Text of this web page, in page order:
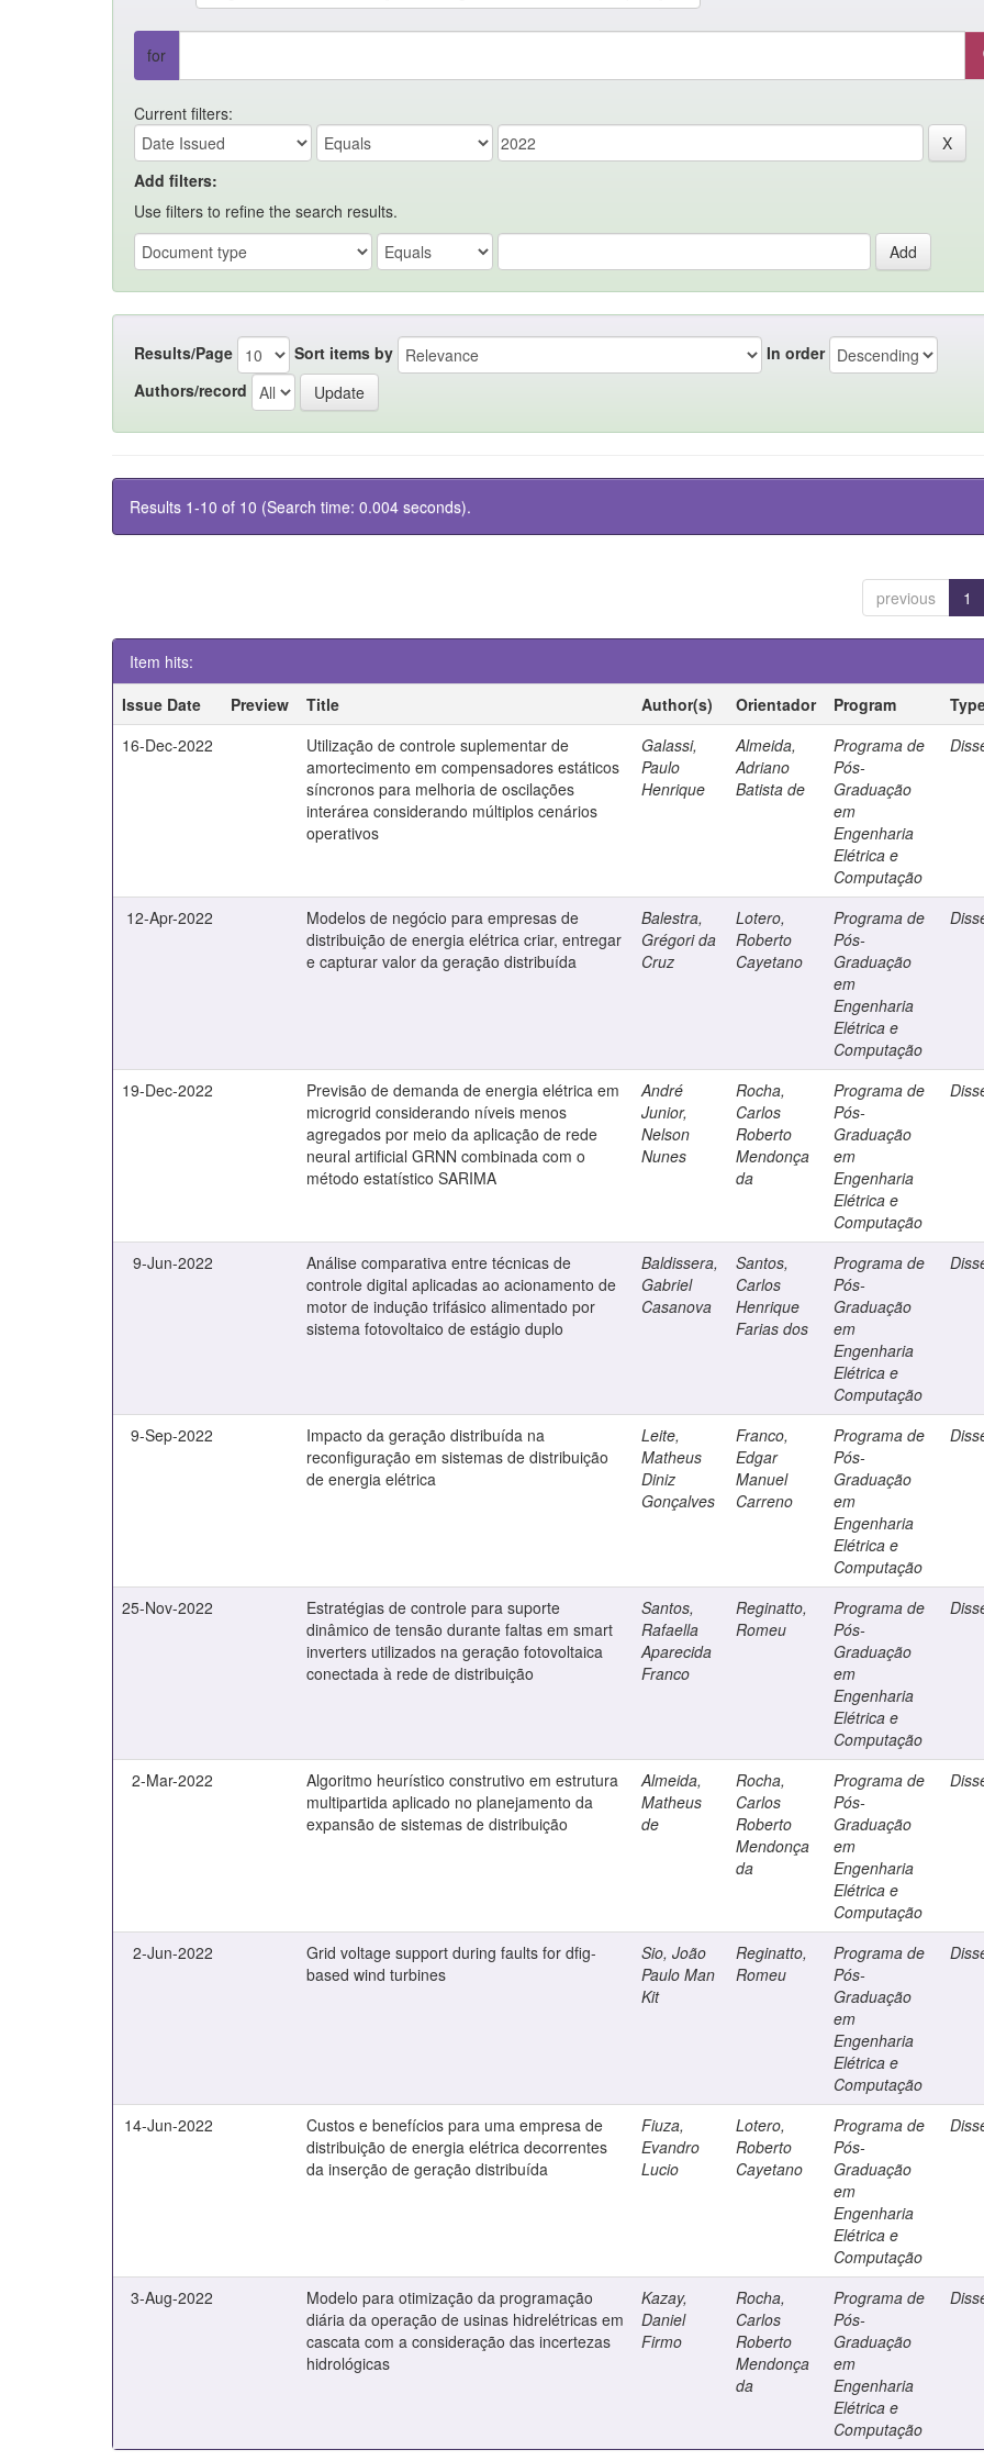
for
Current filters:
Add filters:
Use filters to refine the search results.
Results/Page Sort items by
In order
Authors/record
Results 1-10 of 10 (Search time: 0.004 seconds).
previous 1
Item hits:
Issue Date
Preview Title Author(s) Orientador Program
16-Dec-2022
Utilização de controle suplementar de
amortecimento em compensadores estáticos
síncronos para melhoria de oscilações
interárea considerando múltiplos cenários
operativos
Galassi,
Paulo
Henrique
Almeida,
Adriano
Batista de
Programa de
Pós-
Graduação
em
Engenharia
Elétrica e
Computação
12-Apr-2022
Modelos de negócio para empresas de
distribuição de energia elétrica criar, entregar
e capturar valor da geração distribuída
Balestra,
Grégori da
Cruz
Lotero,
Roberto
Cayetano
Programa de
Pós-
Graduação
em
Engenharia
Elétrica e
Computação
19-Dec-2022
Previsão de demanda de energia elétrica em
microgrid considerando níveis menos
agregados por meio da aplicação de rede
neural artificial GRNN combinada com o
método estatístico SARIMA
André
Junior,
Nelson
Nunes
Rocha,
Carlos
Roberto
Mendonça
da
Programa de
Pós-
Graduação
em
Engenharia
Elétrica e
Computação
9-Jun-2022
Análise comparativa entre técnicas de
controle digital aplicadas ao acionamento de
motor de indução trifásico alimentado por
sistema fotovoltaico de estágio duplo
Baldissera,
Gabriel
Casanova
Santos,
Carlos
Henrique
Farias dos
Programa de
Pós-
Graduação
em
Engenharia
Elétrica e
Computação
9-Sep-2022
Impacto da geração distribuída na
reconfiguração em sistemas de distribuição
de energia elétrica
Leite,
Matheus
Diniz
Gonçalves
Franco,
Edgar
Manuel
Carreno
Programa de
Pós-
Graduação
em
Engenharia
Elétrica e
Computação
25-Nov-2022
Estratégias de controle para suporte
dinâmico de tensão durante faltas em smart
inverters utilizados na geração fotovoltaica
conectada à rede de distribuição
Santos,
Rafaella
Aparecida
Franco
Reginatto,
Romeu
Programa de
Pós-
Graduação
em
Engenharia
Elétrica e
Computação
2-Mar-2022
Algoritmo heurístico construtivo em estrutura
multipartida aplicado no planejamento da
expansão de sistemas de distribuição
Almeida,
Matheus
de
Rocha,
Carlos
Roberto
Mendonça
da
Programa de
Pós-
Graduação
em
Engenharia
Elétrica e
Computação
2-Jun-2022
Grid voltage support during faults for dfig-
based wind turbines
Sio, João
Paulo Man
Kit
Reginatto,
Romeu
Programa de
Pós-
Graduação
em
Engenharia
Elétrica e
Computação
14-Jun-2022
Custos e benefícios para uma empresa de
distribuição de energia elétrica decorrentes
da inserção de geração distribuída
Fiuza,
Evandro
Lucio
Lotero,
Roberto
Cayetano
Programa de
Pós-
Graduação
em
Engenharia
Elétrica e
Computação
3-Aug-2022
Modelo para otimização da programação
diária da operação de usinas hidrelétricas em
cascata com a consideração das incertezas
hidrológicas
Kazay,
Daniel
Firmo
Rocha,
Carlos
Roberto
Mendonça
da
Programa de
Pós-
Graduação
em
Engenharia
Elétrica e
Computação